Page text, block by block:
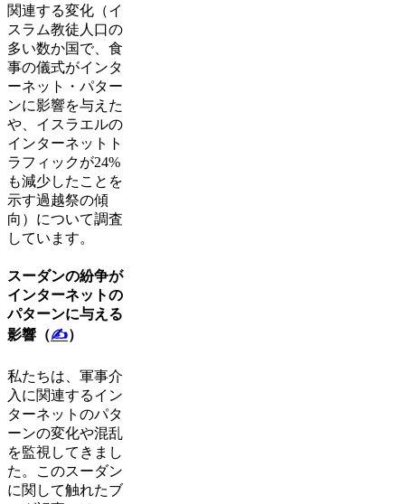
関連する変化（イ
スラム教徒人口の
多い数か国で、食
事の儀式がインタ
ーネット・パター
ンに影響を与えた
や、イスラエルの
インターネットト
ラフィックが24%
も減少したことを
示す過越祭の傾
向）について調査
しています。
スーダンの紛争が
インターネットの
パターンに与える
影響（✍）
私たちは、軍事介
入に関連するイン
ターネットのパタ
ーンの変化や混乱
を監視してきまし
た。このスーダン
に関して触れたブ